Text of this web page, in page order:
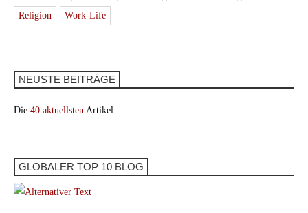
Religion Work-Life
NEUSTE BEITRÄGE
Die 40 aktuellsten Artikel
GLOBALER TOP 10 BLOG